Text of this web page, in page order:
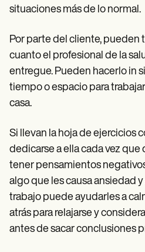
situaciones más de lo normal.
Por parte del cliente, pueden
cuanto el profesional de la
entregue. Pueden hacerlo in
tiempo o espacio para
casa.
Si llevan la hoja de ejercicios
dedicarse a ella cada vez
tener pensamientos
algo que les causa ansiedad
trabajo puede ayudarles a
atrás para relajarse y
antes de sacar conclusiones